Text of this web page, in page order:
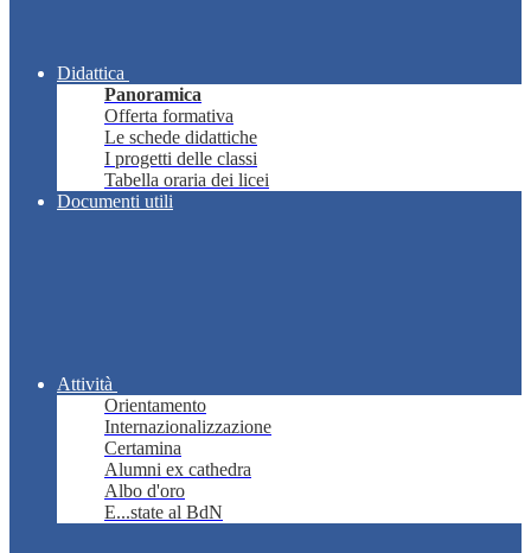
Didattica
Panoramica
Offerta formativa
Le schede didattiche
I progetti delle classi
Tabella oraria dei licei
Documenti utili
Attività
Orientamento
Internazionalizzazione
Certamina
Alumni ex cathedra
Albo d'oro
E...state al BdN